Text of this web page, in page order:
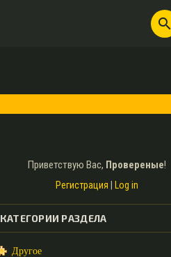
search
Приветствую Вас, Провереные!
Регистрация Log in
КАТЕГОРИИ РАЗДЕЛА
Другое